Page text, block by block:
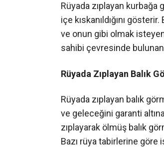
Rüyada zıplayan kurbağa
içe kıskanıldığını
ve onun gibi olmak
sahibi çevresinde bulunan
Rüyada Zıplayan Balık
Rüyada zıplayan balık
ve geleceğini garanti
zıplayarak ölmüş balık
Bazı rüya tabirlerine göre